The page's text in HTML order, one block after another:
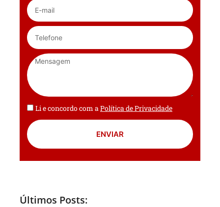
Li e concordo com a Política de Privacidade
ENVIAR
Últimos Posts: